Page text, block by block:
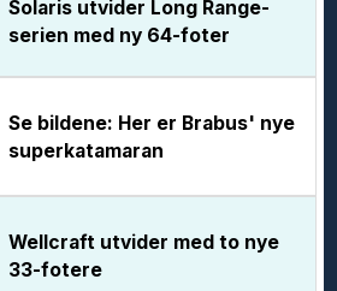
Solaris utvider Long Range-
serien med ny 64-foter
Se bildene: Her er Brabus' nye
superkatamaran
Wellcraft utvider med to nye
33-fotere